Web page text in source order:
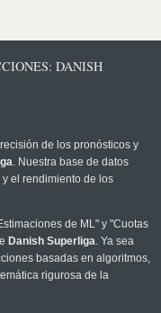
DANISH
de los pronósticos y
. Nuestra base de datos
el rendimiento de los
de ML" y "Cuotas
Danish Superliga. Ya sea
basadas en algoritmos,
rigurosa de la